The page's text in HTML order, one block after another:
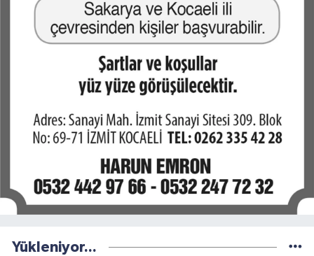
Yükleniyor...